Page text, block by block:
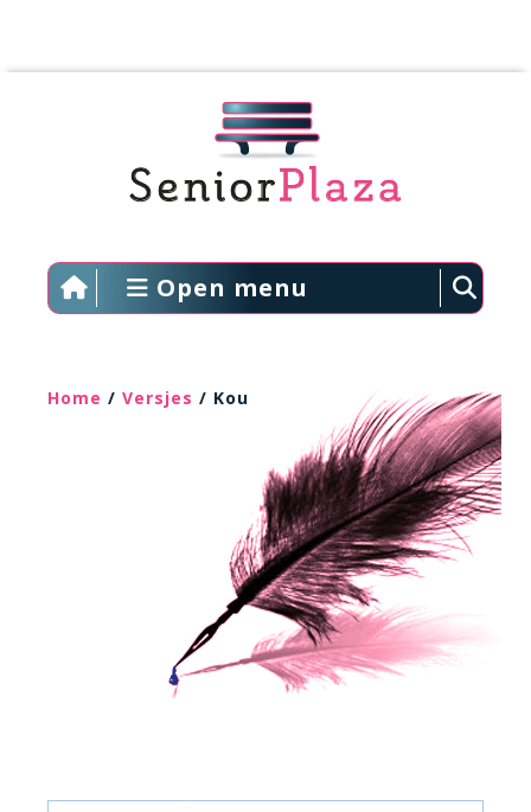
Open menu
Home / Versjes / Kou